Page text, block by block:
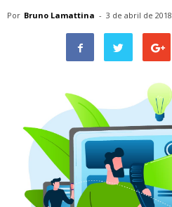
Por Bruno Lamattina - 3 de abril de 2018